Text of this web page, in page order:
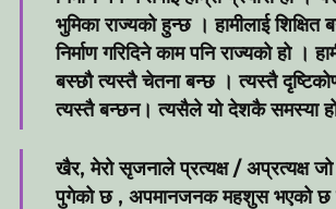
भुमिका राज्यको हुन्छ । हामीलाई शिक्षित
निर्माण गरिदिने काम पनि राज्यको हो ।
बस्छौ त्यस्तै चेतना बन्छ । त्यस्तै
त्यस्तै बन्छन। त्यसैले यो देशकै समस्या
खैर, मेरो सृजनाले प्रत्यक्ष / अप्रत्यक्ष
पुगेको छ , अपमानजनक महशुस भएको छ